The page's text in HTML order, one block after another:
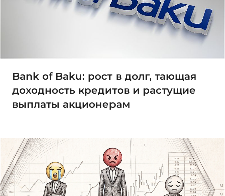
Bank of Baku: рост в долг, тающая
доходность кредитов и растущие
выплаты акционерам